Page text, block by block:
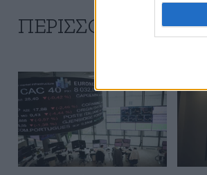
ΠΕΡΙΣΣΟΤΕΡΑ